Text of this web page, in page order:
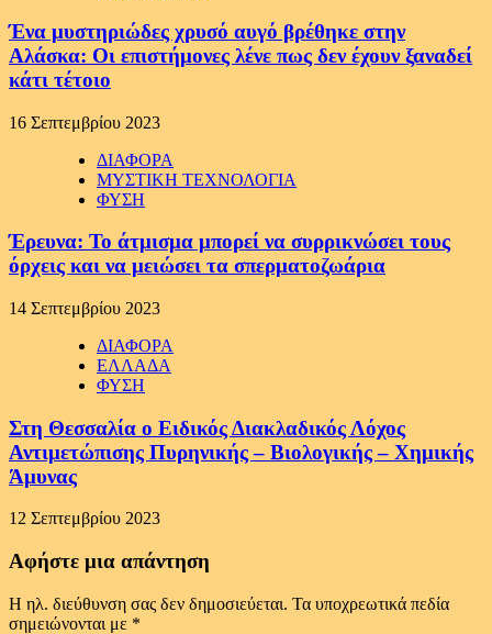
Ένα μυστηριώδες χρυσό αυγό βρέθηκε στην
Αλάσκα: Οι επιστήμονες λένε πως δεν έχουν ξαναδεί
κάτι τέτοιο
16 Σεπτεμβρίου 2023
ΔΙΑΦΟΡΑ
ΜΥΣΤΙΚΗ ΤΕΧΝΟΛΟΓΙΑ
ΦΥΣΗ
Έρευνα: Το άτμισμα μπορεί να συρρικνώσει τους
όρχεις και να μειώσει τα σπερματοζωάρια
14 Σεπτεμβρίου 2023
ΔΙΑΦΟΡΑ
ΕΛΛΑΔΑ
ΦΥΣΗ
Στη Θεσσαλία ο Ειδικός Διακλαδικός Λόχος
Αντιμετώπισης Πυρηνικής – Βιολογικής – Χημικής
Άμυνας
12 Σεπτεμβρίου 2023
Αφήστε μια απάντηση
Η ηλ. διεύθυνση σας δεν δημοσιεύεται. Τα υποχρεωτικά πεδία
σημειώνονται με *